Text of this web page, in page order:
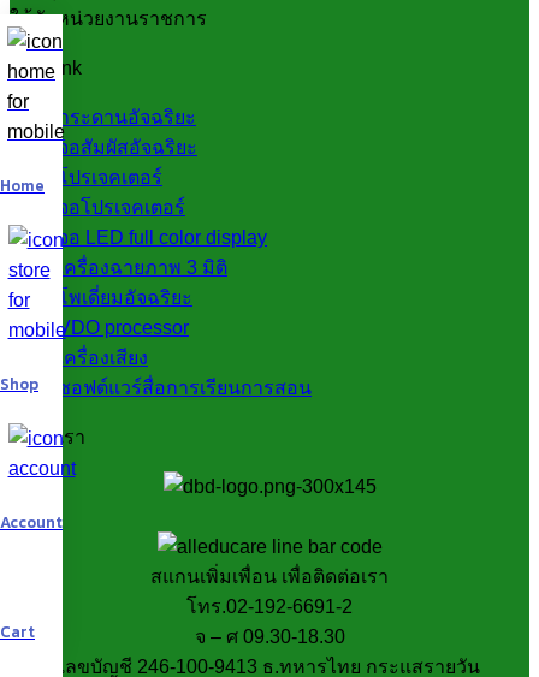
ให้กับหน่วยงานราชการ
Fast link
กระดานอัจฉริยะ
จอสัมผัสอัจฉริยะ
โปรเจคเตอร์
จอโปรเจคเตอร์
จอ LED full color display
เครื่องฉายภาพ 3 มิติ
โพเดี่ยมอัจฉริยะ
VDO processor
เครื่องเสียง
ซอฟต์แวร์สื่อการเรียนการสอน
ติดต่อเรา
สแกนเพิ่มเพื่อน เพื่อติดต่อเรา
โทร.02-192-6691-2
จ – ศ 09.30-18.30
เลขบัญชี 246-100-9413 ธ.ทหารไทย กระแสรายวัน
Home
Shop
Account
Cart